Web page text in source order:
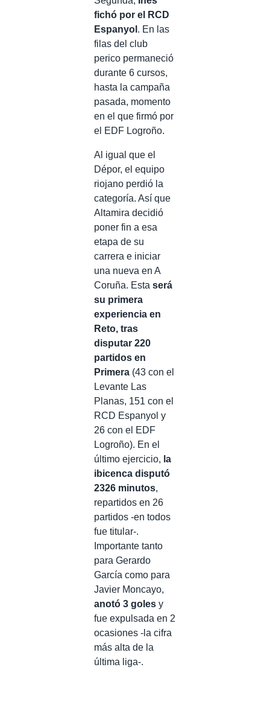
fichó por el RCD
Espanyol . En las
filas del club
perico permaneció
durante 6 cursos,
hasta la campaña
pasada, momento
en el que firmó por
el EDF Logroño.
Al igual que el
Dépor, el equipo
riojano perdió la
categoría. Así que
Altamira decidió
poner fin a esa
etapa de su
carrera e iniciar
una nueva en A
Coruña. Esta será
su primera
experiencia en
Reto, tras
disputar 220
partidos en
Primera (43 con el
Levante Las
Planas, 151 con el
RCD Espanyol y
26 con el EDF
Logroño). En el
último ejercicio, la
ibicenca disputó
2326 minutos,
repartidos en 26
partidos -en todos
fue titular-.
Importante tanto
para Gerardo
García como para
Javier Moncayo,
anotó 3 goles y
fue expulsada en 2
ocasiones -la cifra
más alta de la
última liga-.